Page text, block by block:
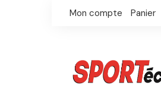
Mon compte Panier